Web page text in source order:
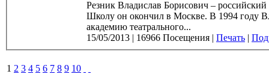
Резник Владислав Борисович –
Школу он окончил в Москве. В 1994 году Владислав Резник окончил Санкт-Петербургскую государственную
академию театрального...
15/05/2013 | 16966 Посещения | Печать |
1 2 3 4 5 6 7 8 9 10